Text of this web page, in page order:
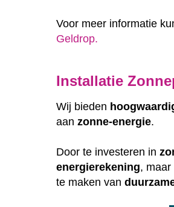
Voor meer informatie
Geldrop.
Installatie
Wij bieden
aanzonne-energie.
Door te investeren in
energierekening,
te maken van